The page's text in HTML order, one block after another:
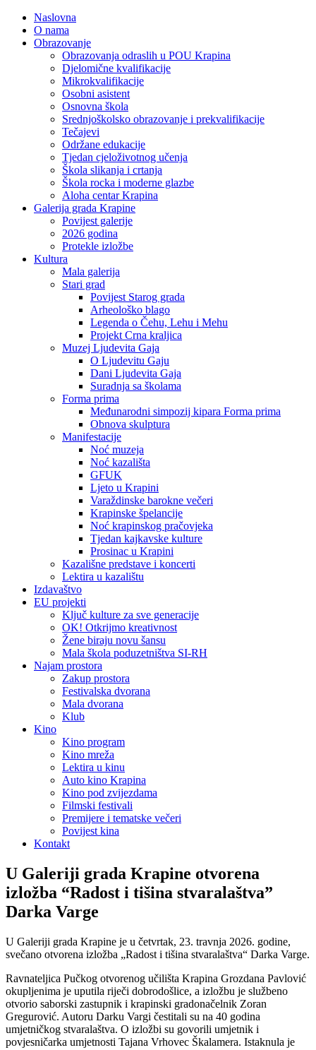
Naslovna
O nama
Obrazovanje
Obrazovanja odraslih u POU Krapina
Djelomične kvalifikacije
Mikrokvalifikacije
Osobni asistent
Osnovna škola
Srednjoškolsko obrazovanje i prekvalifikacije
Tečajevi
Održane edukacije
Tjedan cjeloživotnog učenja
Škola slikanja i crtanja
Škola rocka i moderne glazbe
Aloha centar Krapina
Galerija grada Krapine
Povijest galerije
2026 godina
Protekle izložbe
Kultura
Mala galerija
Stari grad
Povijest Starog grada
Arheološko blago
Legenda o Čehu, Lehu i Mehu
Projekt Crna kraljica
Muzej Ljudevita Gaja
O Ljudevitu Gaju
Dani Ljudevita Gaja
Suradnja sa školama
Forma prima
Međunarodni simpozij kipara Forma prima
Obnova skulptura
Manifestacije
Noć muzeja
Noć kazališta
GFUK
Ljeto u Krapini
Varaždinske barokne večeri
Krapinske špelancije
Noć krapinskog pračovjeka
Tjedan kajkavske kulture
Prosinac u Krapini
Kazališne predstave i koncerti
Lektira u kazalištu
Izdavaštvo
EU projekti
Ključ kulture za sve generacije
OK! Otkrijmo kreativnost
Žene biraju novu šansu
Mala škola poduzetništva SI-RH
Najam prostora
Zakup prostora
Festivalska dvorana
Mala dvorana
Klub
Kino
Kino program
Kino mreža
Lektira u kinu
Auto kino Krapina
Kino pod zvijezdama
Filmski festivali
Premijere i tematske večeri
Povijest kina
Kontakt
U Galeriji grada Krapine otvorena
izložba “Radost i tišina stvaralaštva”
Darka Varge
U Galeriji grada Krapine je u četvrtak, 23. travnja 2026. godine,
svečano otvorena izložba „Radost i tišina stvaralaštva“ Darka Varge.
Ravnateljica Pučkog otvorenog učilišta Krapina Grozdana Pavlović
okupljenima je uputila riječi dobrodošlice, a izložbu je službeno
otvorio saborski zastupnik i krapinski gradonačelnik Zoran
Gregurović. Autoru Darku Vargi čestitali su na 40 godina
umjetničkog stvaralaštva. O izložbi su govorili umjetnik i
povjesničarka umjetnosti Tajana Vrhovec Škalamera. Istaknula je